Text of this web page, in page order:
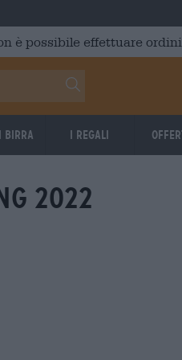
è possibile effettuare ordini.
birra I regali
2022